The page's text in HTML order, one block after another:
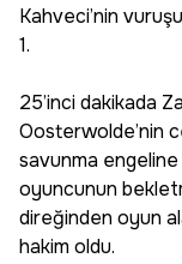
Kahveci’nin
1.
25’inci dakikada
Oosterwolde’nin
savunma engeline
oyuncunun
direğinden oyun
hakim oldu.